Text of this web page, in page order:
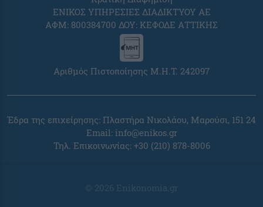
ΕΝΙΚΟΣ ΥΠΗΡΕΣΙΕΣ ΔΙΑΔΙΚΤΥΟΥ ΑΕ
ΑΦΜ: 800384700 ΔΟΥ: ΚΕΦΟΔΕ ΑΤΤΙΚΗΣ
Αριθμός Πιστοποίησης Μ.Η.Τ. 242097
Έδρα της επιχείρησης: Πλαστήρα Νικολάου, Μαρούσι, 151 24
Email: info@enikos.gr
Τηλ. Επικοινωνίας: +30 (210) 878-8006